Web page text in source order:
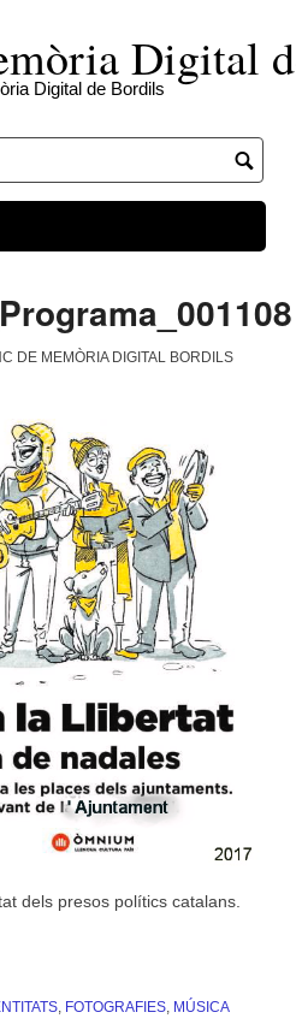
Digital
Digital de Bordils
DE MEMÒRIA DIGITAL BORDILS
dels presos polítics catalans.
, FOTOGRAFIES, MÚSICA